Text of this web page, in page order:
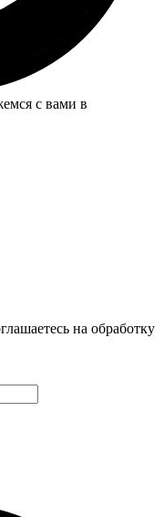
с вами в
на обработку